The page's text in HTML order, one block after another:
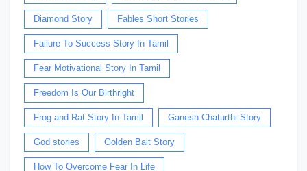
Diamond Story Fables Short Stories
Failure To Success Story In Tamil
Fear Motivational Story In Tamil
Freedom Is Our Birthright
Frog and Rat Story In Tamil Ganesh Chaturthi Story
God stories Golden Bait Story
How To Overcome Fear In Life